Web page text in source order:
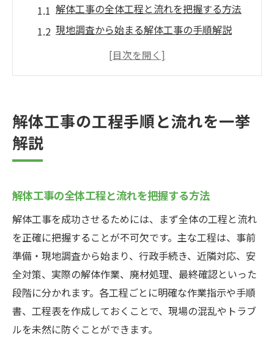
解体工事の全体工程と流れを把握する方法
現地調査から始まる解体工事の手順解説
木造解体やRCの手順と工程の違い
事前準備から学ぶ解体工事の進め方
解体工事に必要な事前準備と確認事項
解体工事前の近隣対応と安全対策の重要性
資格や許可が必要な解体工事の準備方法
解体工事に役立つ工程表の作成ポイント
解体工事工程表の基本構成と作成手順
工程表記入例から学ぶ解体工事の見える化
エクセルで作成する解体工事工程表のコツ
フローチャート活用による工程表の工夫
解体工事の工程手順と流れを一挙
解説
解体工事の全体工程と流れを把握する方法
解体工事を成功させるためには、まず全体の工程と流れ
を正確に把握することが不可欠です。主な工程は、事前
準備・現地調査から始まり、行政手続き、近隣対応、安
全対策、実際の解体作業、廃材処理、最終確認といった
段階に分かれます。各工程ごとに明確な作業指示や手順
書、工程表を作成しておくことで、現場の混乱やトラブ
ルを未然に防ぐことができます。